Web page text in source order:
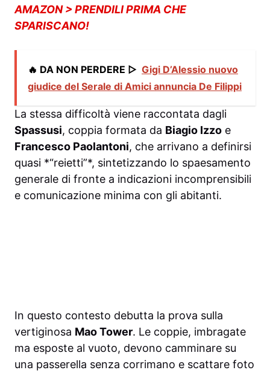
AMAZON > PRENDILI PRIMA CHE
SPARISCANO!
🔥 DA NON PERDERE ▷ Gigi D’Alessio nuovo
giudice del Serale di Amici annuncia De Filippi
La stessa difficoltà viene raccontata dagli
Spassusi, coppia formata da Biagio Izzo e
Francesco Paolantoni, che arrivano a definirsi
quasi *“reietti”*, sintetizzando lo spaesamento
generale di fronte a indicazioni incomprensibili
e comunicazione minima con gli abitanti.
In questo contesto debutta la prova sulla
vertiginosa Mao Tower. Le coppie, imbragate
ma esposte al vuoto, devono camminare su
una passerella senza corrimano e scattare foto